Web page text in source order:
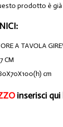
prodotto è
A TAVOLA
CM
cm
inserisci qui